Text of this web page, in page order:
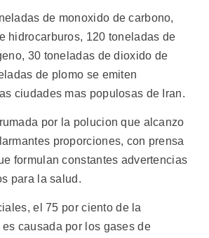
de monoxido de carbono,
hidrocarburos, 120 toneladas de
30 toneladas de dioxido de
de plomo se emiten
ciudades mas populosas de Iran.
por la polucion que alcanzo
proporciones, con prensa
formulan constantes advertencias
para la salud.
el 75 por ciento de la
causada por los gases de